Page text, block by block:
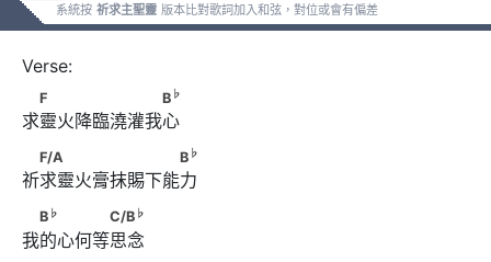
系統按 祈求主聖靈 版本比對歌詞加入和弦，對位或會有偏差
F　　　　　　　B
F B ♭
求靈火降臨澆灌我心
F/A　　　　　　　　B
F/A B ♭
祈求靈火膏抹賜下能力
B ♭ C/B
B ♭ C/B ♭
我的心何等思念